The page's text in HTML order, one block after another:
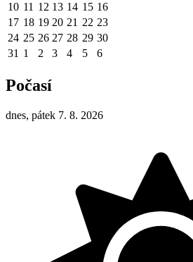
10 11 12 13 14 15 16
17 18 19 20 21 22 23
24 25 26 27 28 29 30
31 1 2 3 4 5 6
Počasí
dnes, pátek 7. 8. 2026